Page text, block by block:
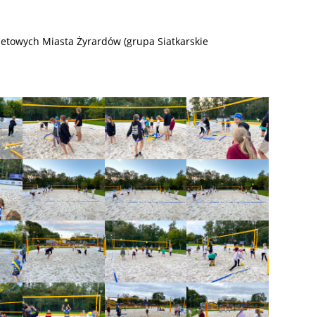
Miasta Żyrardów (grupa Siatkarskie